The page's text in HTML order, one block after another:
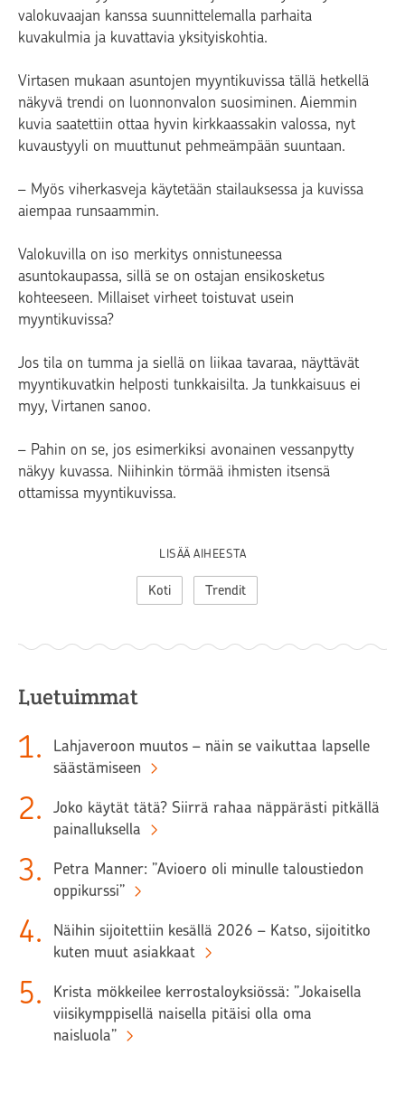
valokuvaajan kanssa suunnittelemalla parhaita
kuvakulmia ja kuvattavia yksityiskohtia.
Virtasen mukaan asuntojen myyntikuvissa tällä hetkellä
näkyvä trendi on luonnonvalon suosiminen. Aiemmin
kuvia saatettiin ottaa hyvin kirkkaassakin valossa, nyt
kuvaustyyli on muuttunut pehmeämpään suuntaan.
– Myös viherkasveja käytetään stailauksessa ja kuvissa
aiempaa runsaammin.
Valokuvilla on iso merkitys onnistuneessa
asuntokaupassa, sillä se on ostajan ensikosketus
kohteeseen. Millaiset virheet toistuvat usein
myyntikuvissa?
Jos tila on tumma ja siellä on liikaa tavaraa, näyttävät
myyntikuvatkin helposti tunkkaisilta. Ja tunkkaisuus ei
myy, Virtanen sanoo.
– Pahin on se, jos esimerkiksi avonainen vessanpytty
näkyy kuvassa. Niihinkin törmää ihmisten itsensä
ottamissa myyntikuvissa.
LISÄÄ AIHEESTA
Koti Trendit
Luetuimmat
1.
Lahjaveroon muutos – näin se vaikuttaa lapselle
säästämiseen
2.
Joko käytät tätä? Siirrä rahaa näppärästi pitkällä
painalluksella
3.
Petra Manner: ”Avioero oli minulle taloustiedon
oppikurssi”
4.
Näihin sijoitettiin kesällä 2026 – Katso, sijoititko
kuten muut asiakkaat
5.
Krista mökkeilee kerrostaloyksiössä: ”Jokaisella
viisikymppisellä naisella pitäisi olla oma
naisluola”